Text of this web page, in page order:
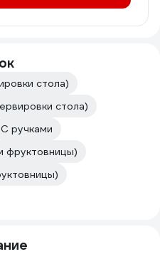
стола)
стола)
С ручками
фруктовницы)